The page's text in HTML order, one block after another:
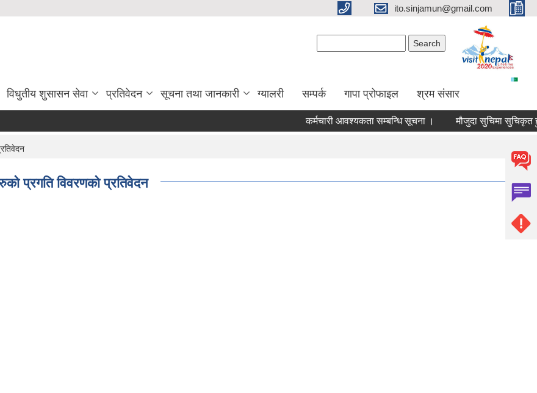
ito.sinjamun@gmail.com
विधुतीय शुसासन सेवा प्रतिवेदन सूचना तथा जानकारी ग्यालरी सम्पर्क गापा प्रोफाइल श्रम संसार
कर्मचारी आवश्यकता सम्बन्धि सूचना । मौजुदा सुचिमा सुचिकृत हुने
प्रगति विवरणको प्रतिवेदन